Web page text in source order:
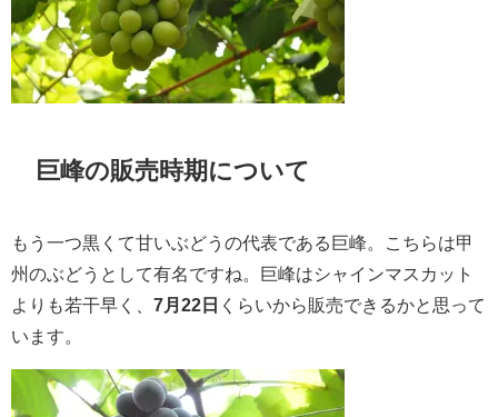
巨峰の販売時期について
もう一つ黒くて甘いぶどうの代表である巨峰。こちらは甲
州のぶどうとして有名ですね。巨峰はシャインマスカット
よりも若干早く、 7月22日 くらいから販売できるかと思って
います。